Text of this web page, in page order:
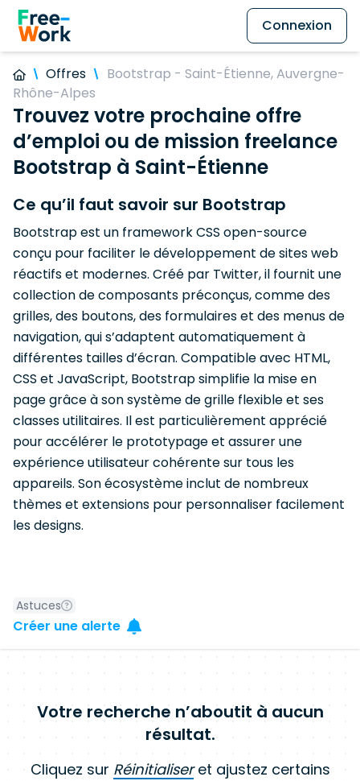
Connexion
Offres
Bootstrap - Saint-Étienne, Auvergne-
Rhône-Alpes
Trouvez votre prochaine offre
d’emploi ou de mission freelance
Bootstrap à Saint-Étienne
Ce qu’il faut savoir sur Bootstrap
Bootstrap est un framework CSS open-source
conçu pour faciliter le développement de sites web
réactifs et modernes. Créé par Twitter, il fournit une
collection de composants préconçus, comme des
grilles, des boutons, des formulaires et des menus de
navigation, qui s’adaptent automatiquement à
différentes tailles d’écran. Compatible avec HTML,
CSS et JavaScript, Bootstrap simplifie la mise en
page grâce à son système de grille flexible et ses
classes utilitaires. Il est particulièrement apprécié
pour accélérer le prototypage et assurer une
expérience utilisateur cohérente sur tous les
appareils. Son écosystème inclut de nombreux
thèmes et extensions pour personnaliser facilement
les designs.
Astuces
Créer une alerte
Votre recherche n’aboutit à aucun
résultat.
Cliquez sur Réinitialiseret ajustez certains